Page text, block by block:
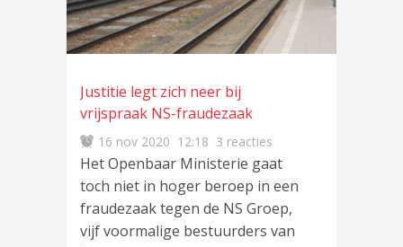
Justitie legt zich neer bij
vrijspraak NS-fraudezaak
16 nov 2020 12:18 3 reacties
Het Openbaar Ministerie gaat
toch niet in hoger beroep in een
fraudezaak tegen de NS Groep,
vijf voormalige bestuurders van